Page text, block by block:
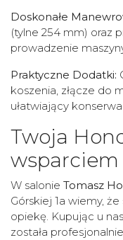
Doskonałe
(tylne 254 mm) oraz
prowadzenie
Praktyczne Dodatki:
koszenia, złącze do
ułatwiający
Twoja
wsparciem
W salonie Tomasz
Górskiej 1a wiemy,
opiekę. Kupując u
została